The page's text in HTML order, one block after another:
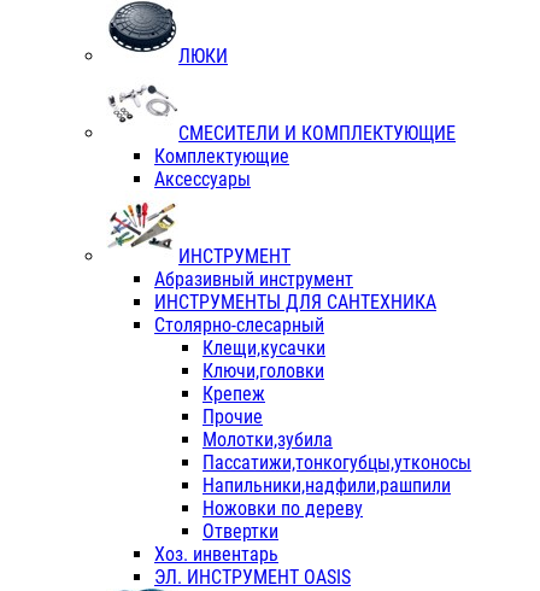
ЛЮКИ
СМЕСИТЕЛИ И КОМПЛЕКТУЮЩИЕ
Комплектующие
Аксессуары
ИНСТРУМЕНТ
Абразивный инструмент
ИНСТРУМЕНТЫ ДЛЯ САНТЕХНИКА
Столярно-слесарный
Клещи,кусачки
Ключи,головки
Крепеж
Прочие
Молотки,зубила
Пассатижи,тонкогубцы,утконосы
Напильники,надфили,рашпили
Ножовки по дереву
Отвертки
Хоз. инвентарь
ЭЛ. ИНСТРУМЕНТ OASIS